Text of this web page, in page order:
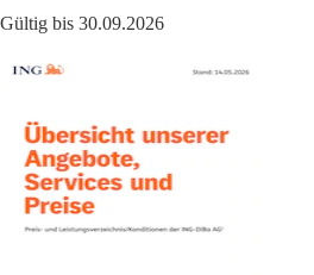
Gültig bis 30.09.2026